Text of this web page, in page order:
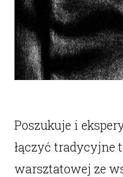
Poszukuje i
łączyć tradycyjne
warsztatowej ze